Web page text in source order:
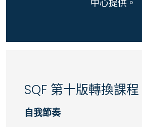
中心提供。
SQF 第十版轉換課程
自我節奏